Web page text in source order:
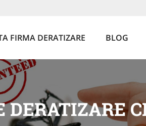
FIRMA DERATIZARE BLOG